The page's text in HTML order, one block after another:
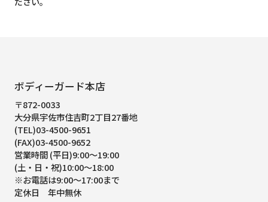
ボディーガード本店
〒872-0033
大分県宇佐市住吉町2丁目27番地
(TEL)03-4500-9651
(FAX)03-4500-9652
営業時間 (平日)9:00～19:00
(土・日・祝)10:00～18:00
※お電話は9:00～17:00まで
定休日 年中無休